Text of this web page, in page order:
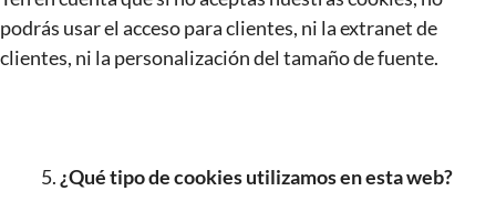
podrás usar el acceso para clientes, ni la extranet de
clientes, ni la personalización del tamaño de fuente.
¿Qué tipo de cookies utilizamos en esta web?